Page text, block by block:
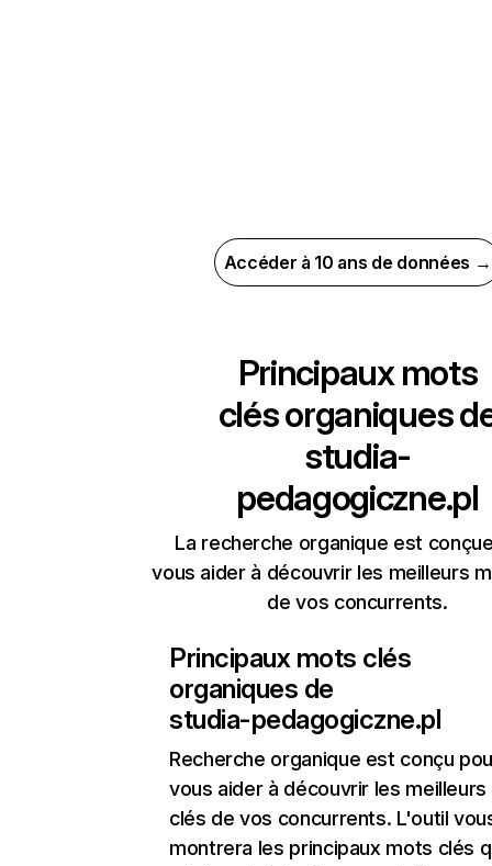
Accéder à 10 ans de données →
Principaux mots
clés organiques
studia-
pedagogiczne.pl
La recherche organique est
vous aider à découvrir les meilleurs
de vos concurrents.
Principaux mots clés
organiques de
studia-pedagogiczne.pl
Recherche organique est conçu
vous aider à découvrir les
clés de vos concurrents. L'outil
montrera les principaux mots clés